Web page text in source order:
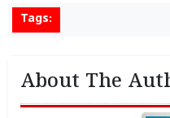
Tags:
About The